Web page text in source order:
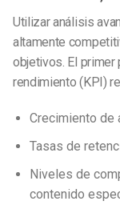
Utilizar análisis
altamente
objetivos. El
rendimiento (KPI)
Crecimiento de
Tasas de
Niveles de
contenido